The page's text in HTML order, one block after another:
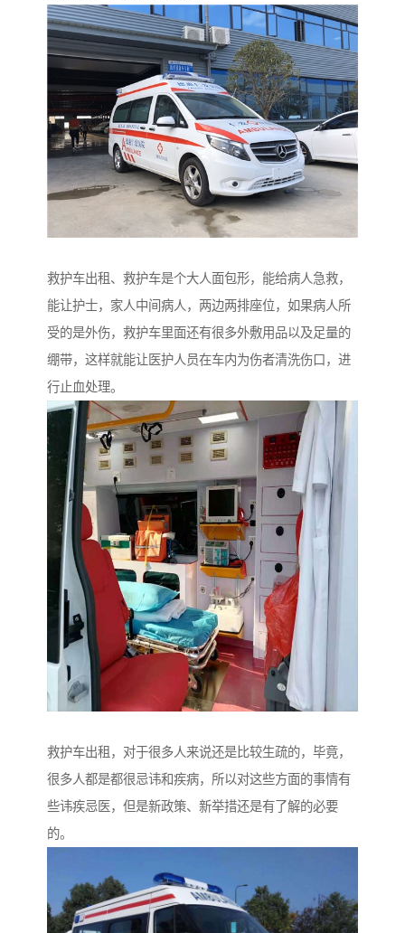
救护车出租、救护车是个大人面包形，能给病人急救，
能让护士，家人中间病人，两边两排座位，如果病人所
受的是外伤，救护车里面还有很多外敷用品以及足量的
绷带，这样就能让医护人员在车内为伤者清洗伤口，进
行止血处理。
救护车出租，对于很多人来说还是比较生疏的，毕竟，
很多人都是都很忌讳和疾病，所以对这些方面的事情有
些讳疾忌医，但是新政策、新举措还是有了解的必要
的。